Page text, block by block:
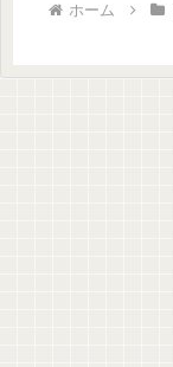
ホーム